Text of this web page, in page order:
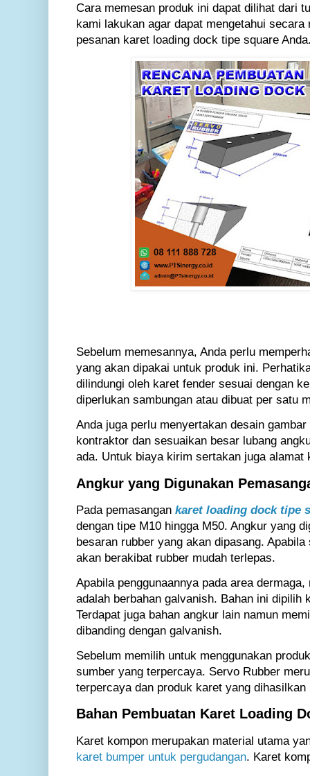
Cara memesan produk ini dapat dilihat dari
kami lakukan agar dapat mengetahui secara
pesanan karet loading dock tipe square
Sebelum memesannya, Anda perlu
yang akan dipakai untuk produk ini.
dilindungi oleh karet fender sesuai dengan
diperlukan sambungan atau dibuat per satu
Anda juga perlu menyertakan desain
kontraktor dan sesuaikan besar lubang
ada. Untuk biaya kirim sertakan juga alamat
Angkur yang Digunakan
Pada pemasangan karet loading dock tipe
dengan tipe M10 hingga M50. Angkur yang
besaran rubber yang akan dipasang.
akan berakibat rubber mudah terlepas.
Apabila penggunaannya pada area
adalah berbahan galvanish. Bahan ini dipilih
Terdapat juga bahan angkur lain namun
dibanding dengan galvanish.
Sebelum memilih untuk menggunakan
sumber yang terpercaya. Servo Rubber
terpercaya dan produk karet yang
Bahan Pembuatan Karet Loading
Karet kompon merupakan material utama
karet bumper untuk pergudangan. Karet